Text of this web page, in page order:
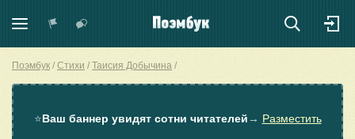
Поэмбук Стихи Таисия Добычина
⭐Ваш баннер увидят сотни читателей → Разместить